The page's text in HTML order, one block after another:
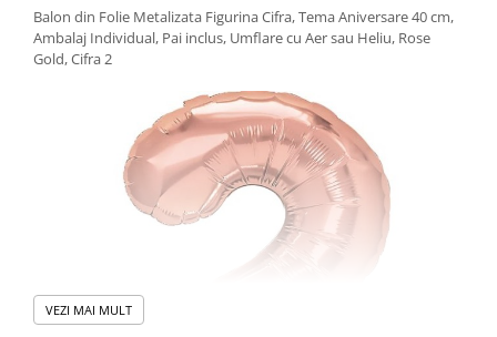
Balon din Folie Metalizata Figurina Cifra, Tema Aniversare 40 cm,
Ambalaj Individual, Pai inclus, Umflare cu Aer sau Heliu, Rose
Gold, Cifra 2
VEZI MAI MULT